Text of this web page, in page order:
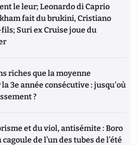
le leur; Leonardo di Caprio
fait du brukini, Cristiano
Suri ex Cruise joue du
riches que la moyenne
3e année consécutive : jusqu'où
?
et du viol, antisémite : Boro
de l’un des tubes de l’été